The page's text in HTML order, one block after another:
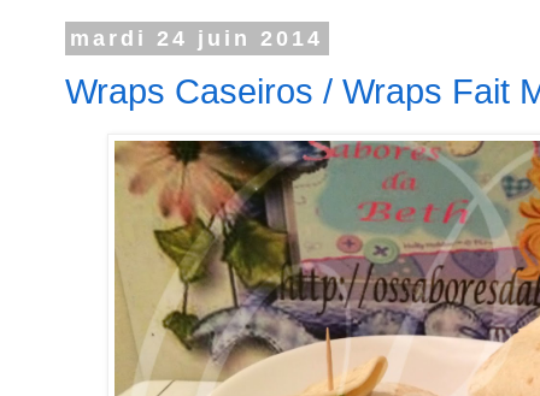
mardi 24 juin 2014
Wraps Caseiros / Wraps Fait